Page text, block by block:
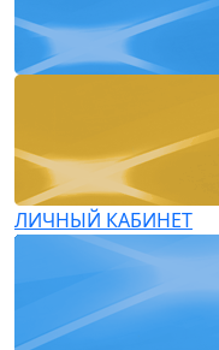
ЛИЧНЫЙ КАБИНЕТ